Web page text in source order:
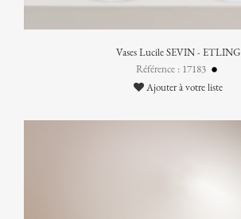
Vases Lucile SEVIN - ETLING
Référence : 17183
Ajouter à votre liste